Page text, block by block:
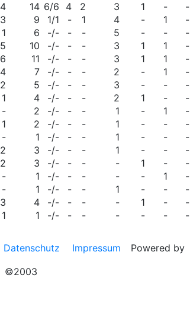
4 14 6/6 4 2 3 1 -
-
3 9 1/1 - 1 4 - 1
-
1 6 -/- - - 5 - -
-
5 10 -/- - - 3 1 1
-
6 11 -/- - - 3 1 1
-
4 7 -/- - - 2 - 1
-
2 5 -/- - - 3 - -
-
1 4 -/- - - 2 1 -
-
- 2 -/- - - 1 - 1
-
1 2 -/- - - 1 - -
-
- 1 -/- - - 1 - -
-
2 3 -/- - - 1 - -
-
2 3 -/- - - - 1 -
-
- 1 -/- - - - - 1
-
- 1 -/- - - 1 - -
-
3 4 -/- - - - 1 -
-
1 1 -/- - - - - - -
Datenschutz Impressum Powered by
©2003